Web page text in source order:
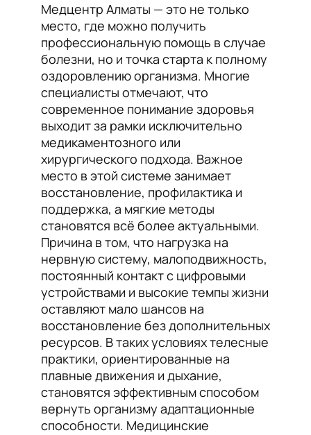
Медцентр Алматы — это не только
место, где можно получить
профессиональную помощь в случае
болезни, но и точка старта к полному
оздоровлению организма. Многие
специалисты отмечают, что
современное понимание здоровья
выходит за рамки исключительно
медикаментозного или
хирургического подхода. Важное
место в этой системе занимает
восстановление, профилактика и
поддержка, а мягкие методы
становятся всё более актуальными.
Причина в том, что нагрузка на
нервную систему, малоподвижность,
постоянный контакт с цифровыми
устройствами и высокие темпы жизни
оставляют мало шансов на
восстановление без дополнительных
ресурсов. В таких условиях телесные
практики, ориентированные на
плавные движения и дыхание,
становятся эффективным способом
вернуть организму адаптационные
способности. Медицинские